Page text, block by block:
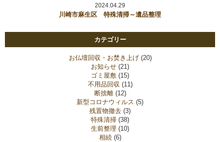
2024.04.29
川崎市麻生区 特殊清掃～遺品整理
カテゴリー
お仏壇回収・お焚き上げ(20)
お知らせ (21)
ゴミ屋敷 (15)
不用品回収 (11)
断捨離(12)
新型コロナウィルス (5)
残置物撤去 (3)
特殊清掃 (38)
生前整理 (10)
相続(6)